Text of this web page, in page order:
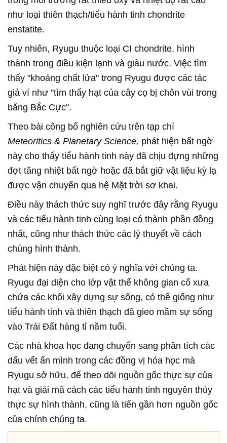
như loại thiên thạch/tiểu hành tinh chondrite
enstatite.
Tuy nhiên, Ryugu thuộc loại CI chondrite, hình
thành trong điều kiện lạnh và giàu nước. Việc tìm
thấy "khoáng chất lửa" trong Ryugu được các tác
giả ví như "tìm thấy hạt của cây cọ bị chôn vùi trong
băng Bắc Cực".
Theo bài công bố nghiên cứu trên tạp chí
Meteoritics & Planetary Science, phát hiện bất ngờ
này cho thấy tiểu hành tinh này đã chịu đựng những
đợt tăng nhiệt bất ngờ hoặc đã bắt giữ vật liệu kỳ lạ
được vận chuyển qua hệ Mặt trời sơ khai.
Điều này thách thức suy nghĩ trước đây rằng Ryugu
và các tiểu hành tinh cùng loại có thành phần đồng
nhất, cũng như thách thức các lý thuyết về cách
chúng hình thành.
Phát hiện này đặc biệt có ý nghĩa với chúng ta.
Ryugu đại diện cho lớp vật thể không gian cổ xưa
chứa các khối xây dựng sự sống, có thể giống như
tiểu hành tinh và thiên thạch đã gieo mầm sự sống
vào Trái Đất hàng tỉ năm tuổi.
Các nhà khoa học đang chuyển sang phân tích các
dấu vết ẩn mình trong các đồng vị hóa học mà
Ryugu sở hữu, để theo dõi nguồn gốc thực sự của
hạt và giải mã cách các tiểu hành tinh nguyên thủy
thực sự hình thành, cũng là tiến gần hơn nguồn gốc
của chính chúng ta.